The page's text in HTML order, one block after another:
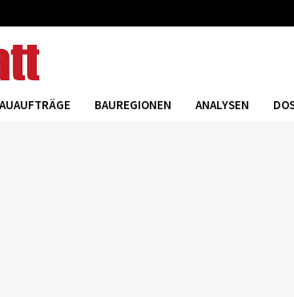
BAUREGIONEN ANALYSEN